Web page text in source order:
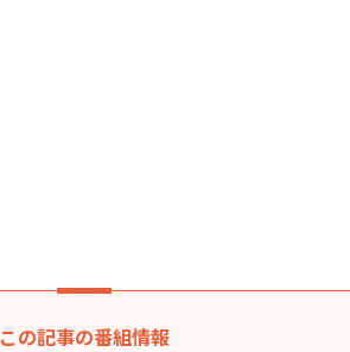
この記事の番組情報